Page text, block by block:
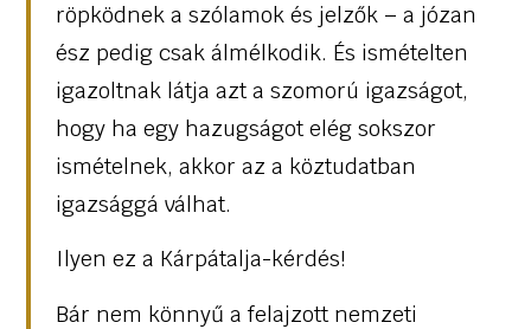
röpködnek a szólamok és jelzők – a józan
ész pedig csak álmélkodik. És ismételten
igazoltnak látja azt a szomorú igazságot,
hogy ha egy hazugságot elég sokszor
ismételnek, akkor az a köztudatban
igazsággá válhat.
Ilyen ez a Kárpátalja-kérdés!
Bár nem könnyű a felajzott nemzeti